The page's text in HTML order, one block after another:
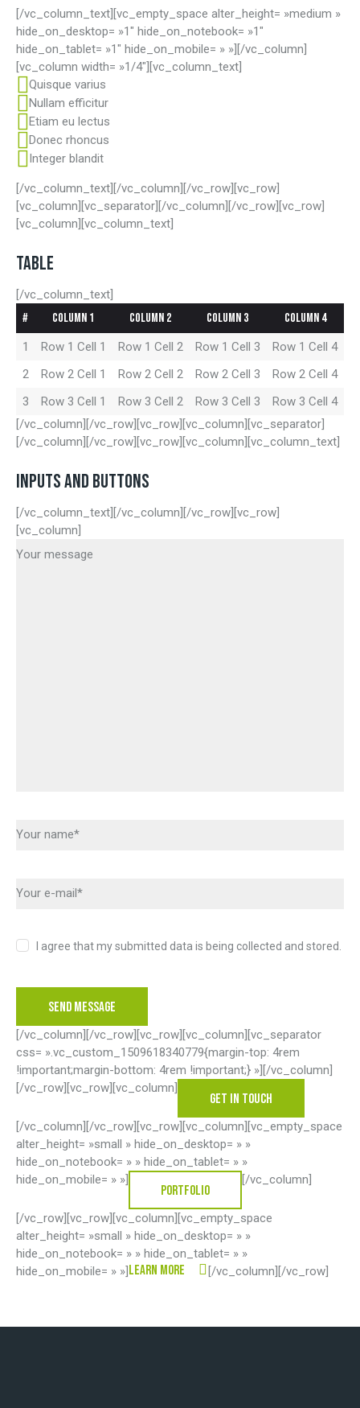
[/vc_column_text][vc_empty_space alter_height= »medium »
hide_on_desktop= »1″ hide_on_notebook= »1″
hide_on_tablet= »1″ hide_on_mobile= » »][/vc_column]
[vc_column width= »1/4″][vc_column_text]
Quisque varius
Nullam efficitur
Etiam eu lectus
Donec rhoncus
Integer blandit
[/vc_column_text][/vc_column][/vc_row][vc_row]
[vc_column][vc_separator][/vc_column][/vc_row][vc_row]
[vc_column][vc_column_text]
TABLE
[/vc_column_text]
# Column 1 Column 2 Column 3 Column 4
1 Row 1 Cell 1 Row 1 Cell 2 Row 1 Cell 3
Row 1 Cell 4
2
Row 2 Cell 1 Row 2 Cell 2 Row 2 Cell 3
Row 2 Cell 4
3
Row 3 Cell 1 Row 3 Cell 2 Row 3 Cell 3
Row 3 Cell 4
[/vc_column][/vc_row][vc_row][vc_column][vc_separator]
[/vc_column][/vc_row][vc_row][vc_column][vc_column_text]
INPUTS AND BUTTONS
[/vc_column_text][/vc_column][/vc_row][vc_row]
[vc_column]
I agree that my submitted data is being collected and stored.
[/vc_column][/vc_row][vc_row][vc_column][vc_separator
css= ».vc_custom_1509618340779{margin-top: 4rem
!important;margin-bottom: 4rem !important;} »][/vc_column]
[/vc_row][vc_row][vc_column]
GET IN TOUCH
[/vc_column][/vc_row][vc_row][vc_column][vc_empty_space
alter_height= »small » hide_on_desktop= » »
hide_on_notebook= » » hide_on_tablet= » »
hide_on_mobile= » »]
PORTFOLIO
[/vc_column]
[/vc_row][vc_row][vc_column][vc_empty_space
alter_height= »small » hide_on_desktop= » »
hide_on_notebook= » » hide_on_tablet= » »
hide_on_mobile= » »]learn more [/vc_column][/vc_row]